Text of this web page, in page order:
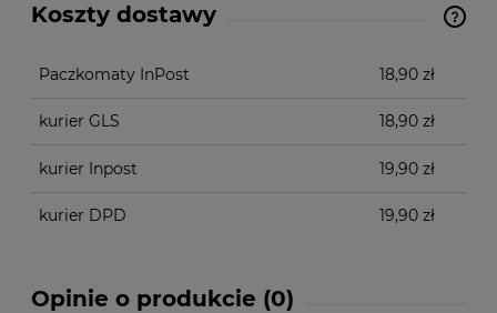
Koszty dostawy
Cena nie zawiera ewentualnych kosztów płatności
Paczkomaty InPost 18,90 zł
kurier GLS 18,90 zł
kurier Inpost 19,90 zł
kurier DPD 19,90 zł
Opinie o produkcie (0)